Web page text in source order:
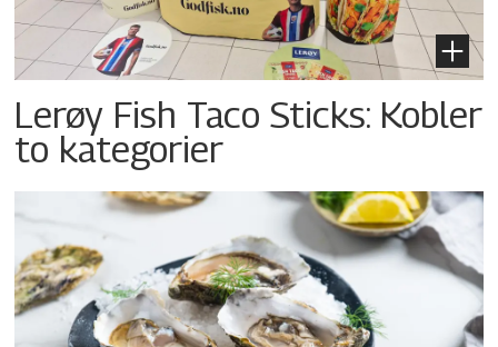
Lerøy Fish Taco Sticks: Kobler
to kategorier